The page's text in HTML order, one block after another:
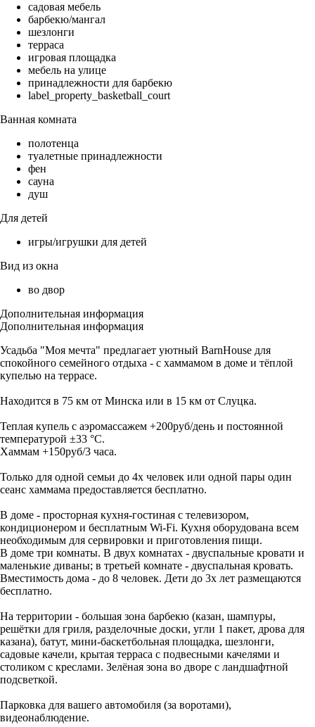
садовая мебель
барбекю/мангал
шезлонги
терраса
игровая площадка
мебель на улице
принадлежности для барбекю
label_property_basketball_court
Ванная комната
полотенца
туалетные принадлежности
фен
сауна
душ
Для детей
игры/игрушки для детей
Вид из окна
во двор
Дополнительная информация
Дополнительная информация
Усадьба "Моя мечта" предлагает уютный BarnHouse для
спокойного семейного отдыха - с хаммамом в доме и тёплой
купелью на террасе.
Находится в 75 км от Минска или в 15 км от Слуцка.
Теплая купель с аэромассажем +200руб/день и постоянной
температурой ±33 °С.
Хаммам +150руб/3 часа.
Только для одной семьи до 4х человек или одной пары один
сеанс хаммама предоставляется бесплатно.
В доме - просторная кухня-гостиная с телевизором,
кондиционером и бесплатным Wi-Fi. Кухня оборудована всем
необходимым для сервировки и приготовления пищи.
В доме три комнаты. В двух комнатах - двуспальные кровати и
маленькие диваны; в третьей комнате - двуспальная кровать.
Вместимость дома - до 8 человек. Дети до 3х лет размещаются
бесплатно.
На территории - большая зона барбекю (казан, шампуры,
решётки для гриля, разделочные доски, угли 1 пакет, дрова для
казана), батут, мини-баскетбольная площадка, шезлонги,
садовые качели, крытая терраса с подвесными качелями и
столиком с креслами. Зелёная зона во дворе с ландшафтной
подсветкой.
Парковка для вашего автомобиля (за воротами),
видеонаблюдение.